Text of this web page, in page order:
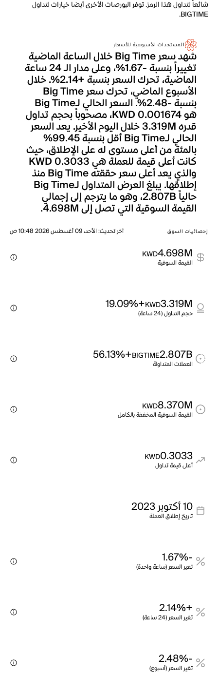
شائعاً لتداول هذا الرمز. توفر البورصات الأخرى أيضا خيارات لتداول
BIGTIME.
المستجدات الأسبوعية للأسعار
شهد سعر Big Time خلال الساعة الماضية
تغييراً بنسبة -1.67%، وعلى مدار الـ 24 ساعة
الماضية، تحرك السعر بنسبة +2.14%. خلال
الأسبوع الماضي، تحرك سعر Big Time
بنسبة -2.48%. السعر الحالي لـBig Time
هو KWD 0.001674، مصحوباً بحجم تداول
قدره 3.319M خلال اليوم الأخير. يعد السعر
الحالي لـBig Time أقل بنسبة 99.45%
بالمئة من أعلى مستوى له على الإطلاق، حيث
كانت أعلى قيمة للعملة هي KWD 0.3033
والذي يعد أعلى سعر حققته Big Time منذ
إطلاقها. يبلغ العرض المتداول لـBig Time
حالياً 2.807B، وهو ما يترجم إلى إجمالي
القيمة السوقية التي تصل إلى 4.698M.
إحصائيات السوق آخر تحديث:الأحد، 09 أغسطس 2026 10:48 ص
4.698M
KWD
القيمة السوقية
3.319M
KWD
+19.09%
حجم التداول (24 ساعة)
2.807B
BIGTIME
+56.13%
العملات المتداولة
8.370M
KWD
القيمة السوقية المخففة بالكامل
0.3033
KWD
أعلى قيمة تداول
10 أكتوبر 2023
تاريخ إطلاق العملة
-1.67%
تغير السعر (ساعة واحدة)
+2.14%
تغير السعر (24 ساعة)
-2.48%
تغير السعر (أسبوع)